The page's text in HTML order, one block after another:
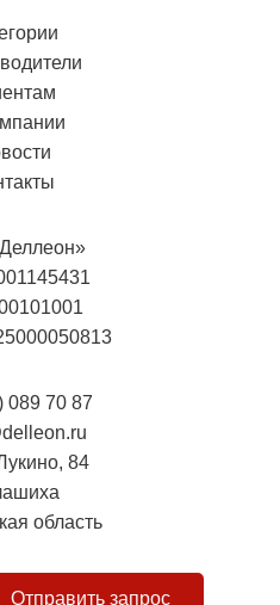
089 70 87
84
область
Отправить запрос